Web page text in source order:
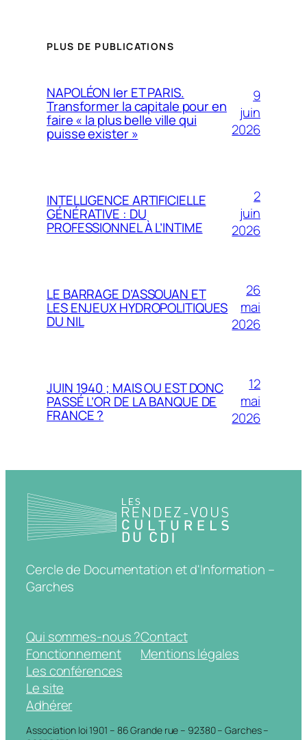
PLUS DE PUBLICATIONS
NAPOLÉON Ier ET PARIS.
Transformer la capitale pour en
faire « la plus belle ville qui
puisse exister »
9
juin
2026
INTELLIGENCE ARTIFICIELLE
GÉNÉRATIVE : DU
PROFESSIONNEL À L’INTIME
2
juin
2026
LE BARRAGE D’ASSOUAN ET
LES ENJEUX HYDROPOLITIQUES
DU NIL
26
mai
2026
JUIN 1940 ; MAIS OU EST DONC
PASSÉ L’OR DE LA BANQUE DE
FRANCE ?
12
mai
2026
Cercle de Documentation et d'Information –
Garches
Qui sommes-nous ?
Fonctionnement
Les conférences
Le site
Adhérer
Contact
Mentions légales
Association loi 1901 – 86 Grande rue – 92380 – Garches –